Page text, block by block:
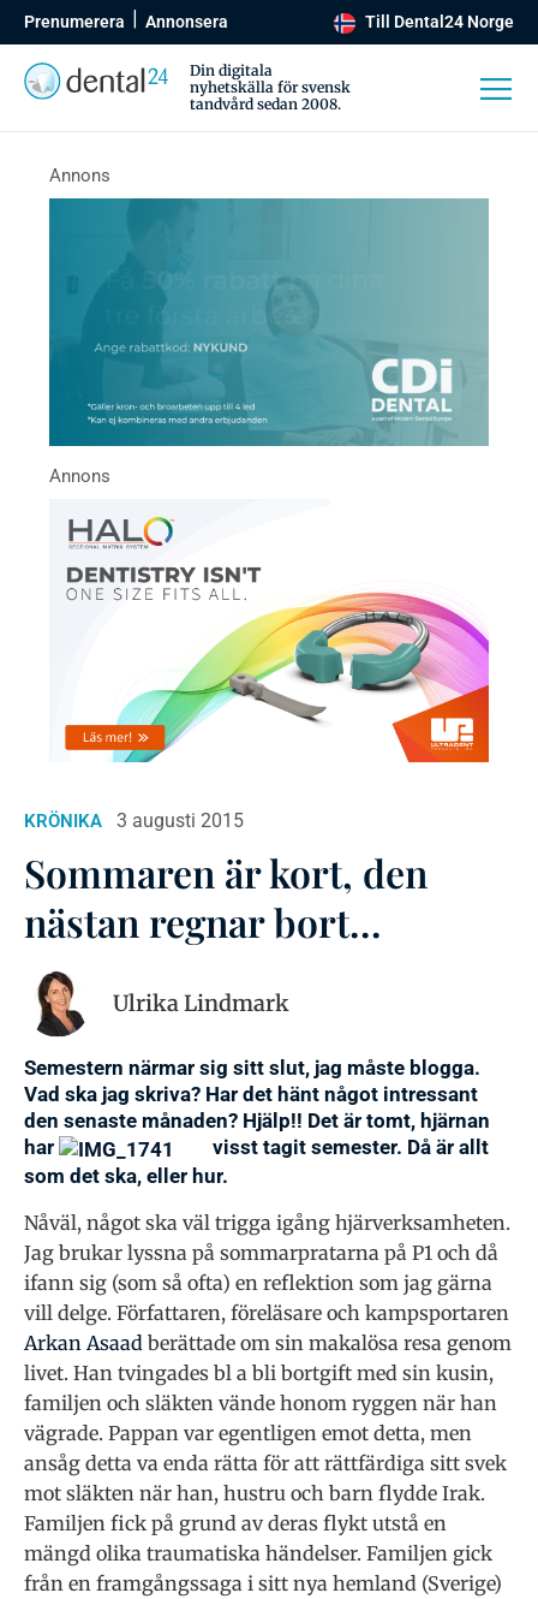
Prenumerera Annonsera Till Dental24 Norge
Din digitala
nyhetskälla för svensk
tandvård sedan 2008.
KRÖNIKA 3 augusti 2015
Sommaren är kort, den
nästan regnar bort…
Ulrika Lindmark
Semestern närmar sig sitt slut, jag måste blogga.
Vad ska jag skriva? Har det hänt något intressant
den senaste månaden? Hjälp!! Det är tomt, hjärnan
har
visst tagit semester. Då är allt
som det ska, eller hur.
Nåväl, något ska väl trigga igång hjärverksamheten.
Jag brukar lyssna på sommarpratarna på P1 och då
ifann sig (som så ofta) en reflektion som jag gärna
vill delge. Författaren, föreläsare och kampsportaren
Arkan Asaad berättade om sin makalösa resa genom
livet. Han tvingades bl a bli bortgift med sin kusin,
familjen och släkten vände honom ryggen när han
vägrade. Pappan var egentligen emot detta, men
ansåg detta va enda rätta för att rättfärdiga sitt svek
mot släkten när han, hustru och barn flydde Irak.
Familjen fick på grund av deras flykt utstå en
mängd olika traumatiska händelser. Familjen gick
från en framgångssaga i sitt nya hemland (Sverige)